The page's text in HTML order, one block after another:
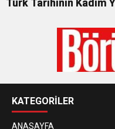
Türk Tarihinin Kadim
KATEGORİLER
ANASAYFA